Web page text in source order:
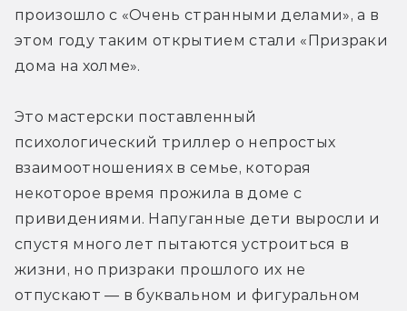
произошло с «Очень странными делами», а в
этом году таким открытием стали «Призраки
дома на холме».
Это мастерски поставленный
психологический триллер о непростых
взаимоотношениях в семье, которая
некоторое время прожила в доме с
привидениями. Напуганные дети выросли и
спустя много лет пытаются устроиться в
жизни, но призраки прошлого их не
отпускают — в буквальном и фигуральном